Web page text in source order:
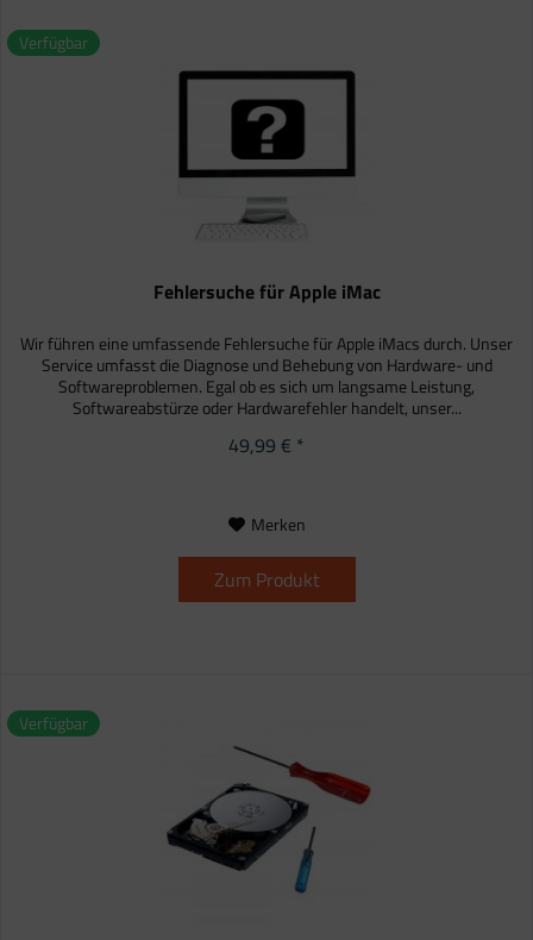
Verfügbar
Fehlersuche für Apple iMac
Wir führen eine umfassende Fehlersuche für Apple iMacs durch. Unser
Service umfasst die Diagnose und Behebung von Hardware- und
Softwareproblemen. Egal ob es sich um langsame Leistung,
Softwareabstürze oder Hardwarefehler handelt, unser...
49,99 € *
Merken
Zum Produkt
Verfügbar